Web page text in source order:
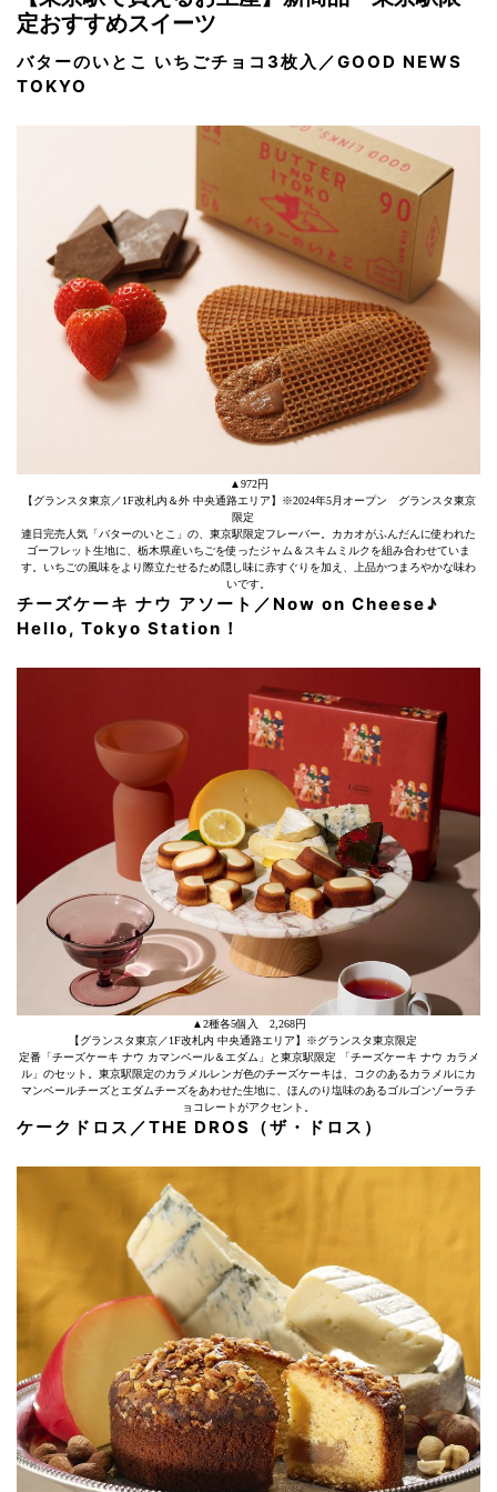
定おすすめスイーツ
バターのいとこ いちごチョコ3枚入／GOOD NEWS
TOKYO
▲972円
【グランスタ東京／1F改札内＆外 中央通路エリア】※2024年5月オープン グランスタ東京
限定
連日完売人気「バターのいとこ」の、東京駅限定フレーバー。カカオがふんだんに使われた
ゴーフレット生地に、栃木県産いちごを使ったジャム＆スキムミルクを組み合わせていま
す。いちごの風味をより際立たせるため隠し味に赤すぐりを加え、上品かつまろやかな味わ
いです。
チーズケーキ ナウ アソート／Now on Cheese♪
Hello, Tokyo Station！
▲2種各5個入 2,268円
【グランスタ東京／1F改札内 中央通路エリア】※グランスタ東京限定
定番「チーズケーキ ナウ カマンベール＆エダム」と東京駅限定 「チーズケーキ ナウ カラメ
ル」のセット。東京駅限定のカラメルレンガ色のチーズケーキは、コクのあるカラメルにカ
マンベールチーズとエダムチーズをあわせた生地に、ほんのり塩味のあるゴルゴンゾーラチ
ョコレートがアクセント。
ケークドロス／THE DROS（ザ・ドロス）